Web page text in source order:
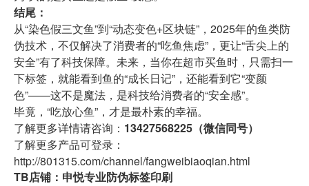
结尾：
从“染色假三文鱼”到“动态变色+区块链”，2025年的鱼类防
伪技术，不仅解决了消费者的“吃鱼焦虑”，更让“舌尖上的
安全”有了科技保障。未来，当你在超市买鱼时，只需扫一
下标签，就能看到鱼的“成长日记”，还能看到它“变颜
色”——这不是魔法，是科技给消费者的“安全感”。
毕竟，“吃放心鱼”，才是最朴素的幸福。
了解更多详情请咨询： 13427568225（微信同号）
了解更多产品可登录：
http://801315.com/channel/fangweibiaoqian.html
TB店铺：申悦专业防伪标签印刷